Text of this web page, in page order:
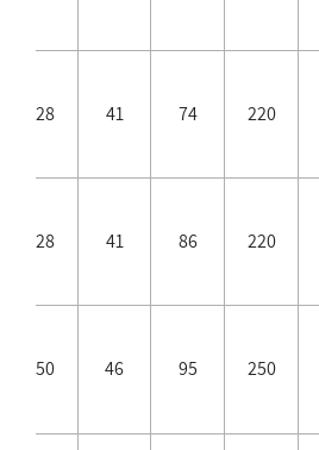
220
74
41
128
220
86
41
128
250
95
46
150